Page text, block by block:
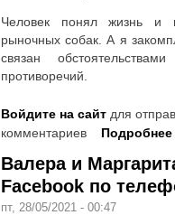
Человек понял жизнь и
рыночных собак. А я
связан
противоречий.
Войдите на сайт для
комментариев
Подробнее
Валера и
Facebook по
пт, 28/05/2021 - 00:47